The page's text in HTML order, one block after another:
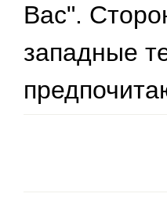
Вас".
западные